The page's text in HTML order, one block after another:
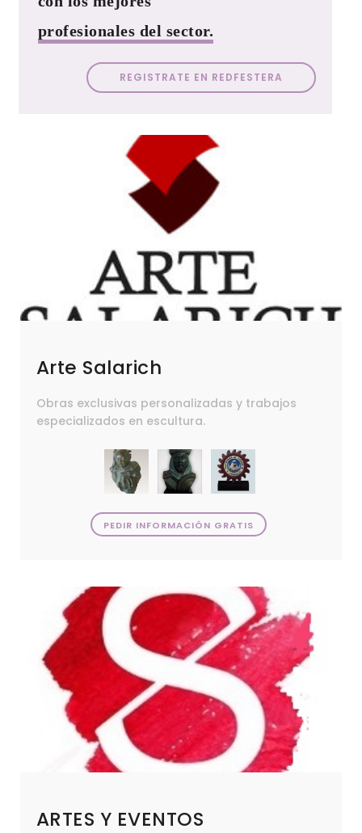
profesionales del sector.
REGISTRATE EN REDFESTERA
Arte Salarich
Obras exclusivas personalizadas y trabajos
especializados en escultura.
PEDIR INFORMACIÓN GRATIS
ARTES Y EVENTOS